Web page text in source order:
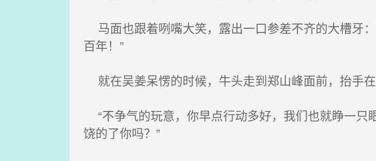
马面也跟着咧嘴大笑，露出一口参差不齐的大槽牙
百年！”
就在吴姜呆愣的时候，牛头走到郑山峰面前，抬手
“不争气的玩意，你早点行动多好，我们也就睁一只
饶的了你吗？”